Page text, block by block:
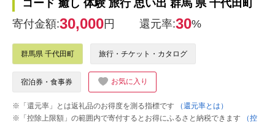
コード 癒し 体験 旅行 思い出 群馬 県 千代田町
寄付金額:30,000円 還元率:30%
群馬県 千代田町 旅行・チケット・カタログ
宿泊券・食事券 お気に入り
※「還元率」とは返礼品のお得度を測る指標です
（還元率とは）
※「控除上限額」の範囲内で寄付するとお得にふるさと納税できます
（控